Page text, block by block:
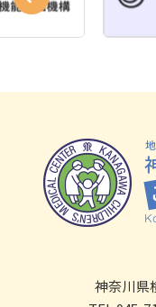
神奈川県